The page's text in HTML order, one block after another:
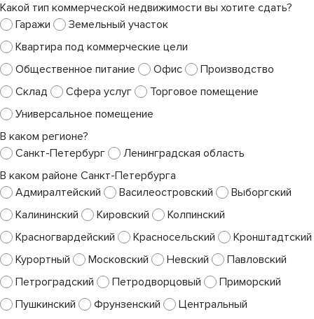
Какой тип коммерческой недвижимости вы хотите сдать?
Гаражи
Земельный участок
Квартира под коммерческие цели
Общественное питание
Офис
Производство
Склад
Сфера услуг
Торговое помещение
Универсальное помещение
В каком регионе?
Санкт-Петербург
Ленинградская область
В каком районе Санкт-Петербурга
Адмиралтейский
Василеостровский
Выборгский
Калининский
Кировский
Колпинский
Красногвардейский
Красносельский
Кронштадтский
Курортный
Московский Невский
Павловский
Петроградский
Петродворцовый
Приморский
Пушкинский
Фрунзенский
Центральный